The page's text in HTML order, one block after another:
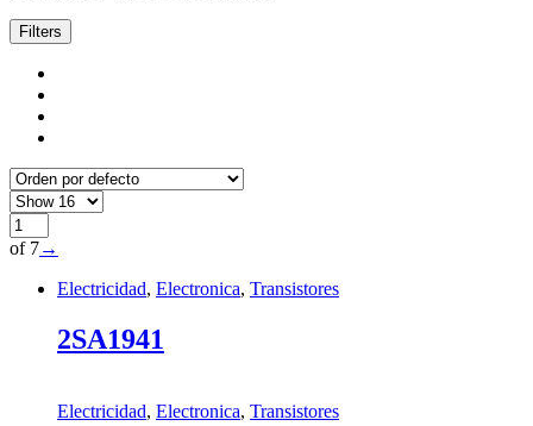
Filters
of 7→
Electricidad, Electronica, Transistores
2SA1941
Electricidad, Electronica, Transistores